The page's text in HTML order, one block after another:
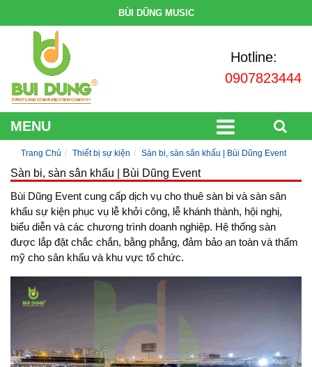
BÙI DŨNG MUSIC
Hotline:
0907823444
MENU
Trang Chủ Thiết bị sự kiện Sàn bi, sàn sân khấu | Bùi Dũng Event
Sàn bi, sàn sân khấu | Bùi Dũng Event
Bùi Dũng Event cung cấp dịch vụ cho thuê sàn bi và sàn sân
khấu sự kiện phục vụ lễ khởi công, lễ khánh thành, hội nghị,
biểu diễn và các chương trình doanh nghiệp. Hệ thống sàn
được lắp đặt chắc chắn, bằng phẳng, đảm bảo an toàn và thẩm
mỹ cho sân khấu và khu vực tổ chức.